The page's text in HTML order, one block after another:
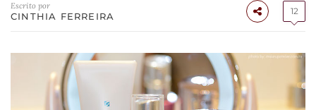
Escrito por
CINTHIA FERREIRA 12